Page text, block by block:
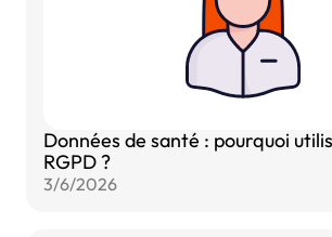
Données de santé : pourquoi
RGPD ?
3/6/2026